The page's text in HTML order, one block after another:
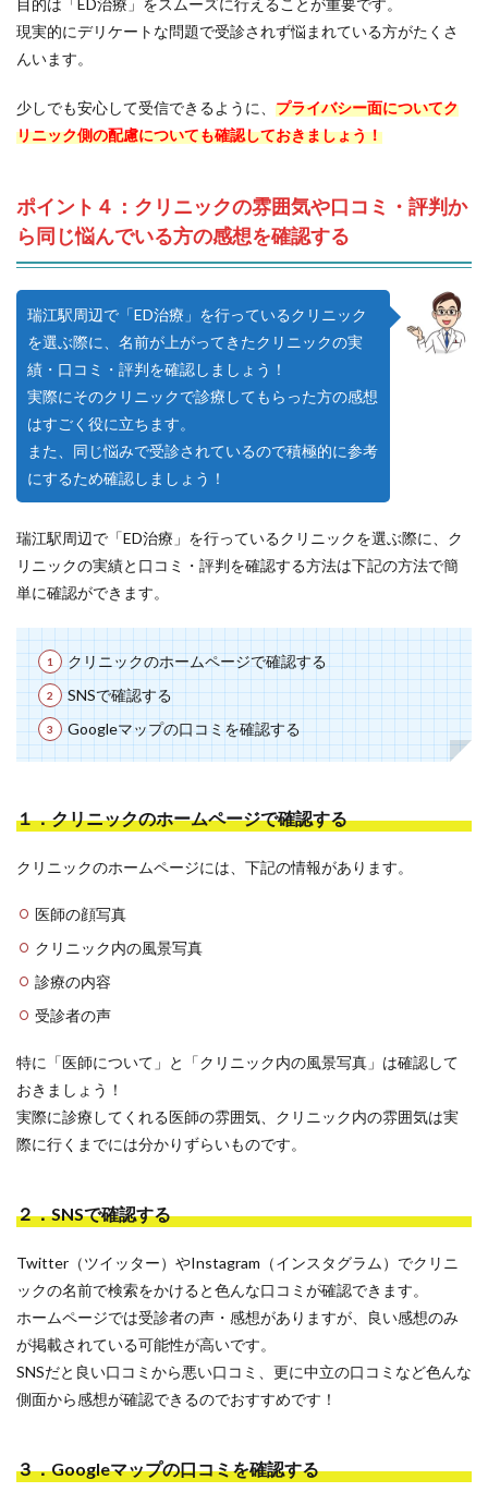
目的は「ED治療」をスムーズに行えることが重要です。
現実的にデリケートな問題で受診されず悩まれている方がたくさ
んいます。
少しでも安心して受信できるように、 プライバシー面についてク
リニック側の配慮についても確認しておきましょう！
ポイント４：クリニックの雰囲気や口コミ・評判か
ら同じ悩んでいる方の感想を確認する
瑞江駅周辺で「ED治療」を行っているクリニック
を選ぶ際に、名前が上がってきたクリニックの実
績・口コミ・評判を確認しましょう！
実際にそのクリニックで診療してもらった方の感想
はすごく役に立ちます。
また、同じ悩みで受診されているので積極的に参考
にするため確認しましょう！
瑞江駅周辺で「ED治療」を行っているクリニックを選ぶ際に、ク
リニックの実績と口コミ・評判を確認する方法は下記の方法で簡
単に確認ができます。
クリニックのホームページで確認する
SNSで確認する
Googleマップの口コミを確認する
１．クリニックのホームページで確認する
クリニックのホームページには、下記の情報があります。
医師の顔写真
クリニック内の風景写真
診療の内容
受診者の声
特に「医師について」と「クリニック内の風景写真」は確認して
おきましょう！
実際に診療してくれる医師の雰囲気、クリニック内の雰囲気は実
際に行くまでには分かりずらいものです。
２．SNSで確認する
Twitter（ツイッター）やInstagram（インスタグラム）でクリニ
ックの名前で検索をかけると色んな口コミが確認できます。
ホームページでは受診者の声・感想がありますが、良い感想のみ
が掲載されている可能性が高いです。
SNSだと良い口コミから悪い口コミ、更に中立の口コミなど色んな
側面から感想が確認できるのでおすすめです！
３．Googleマップの口コミを確認する